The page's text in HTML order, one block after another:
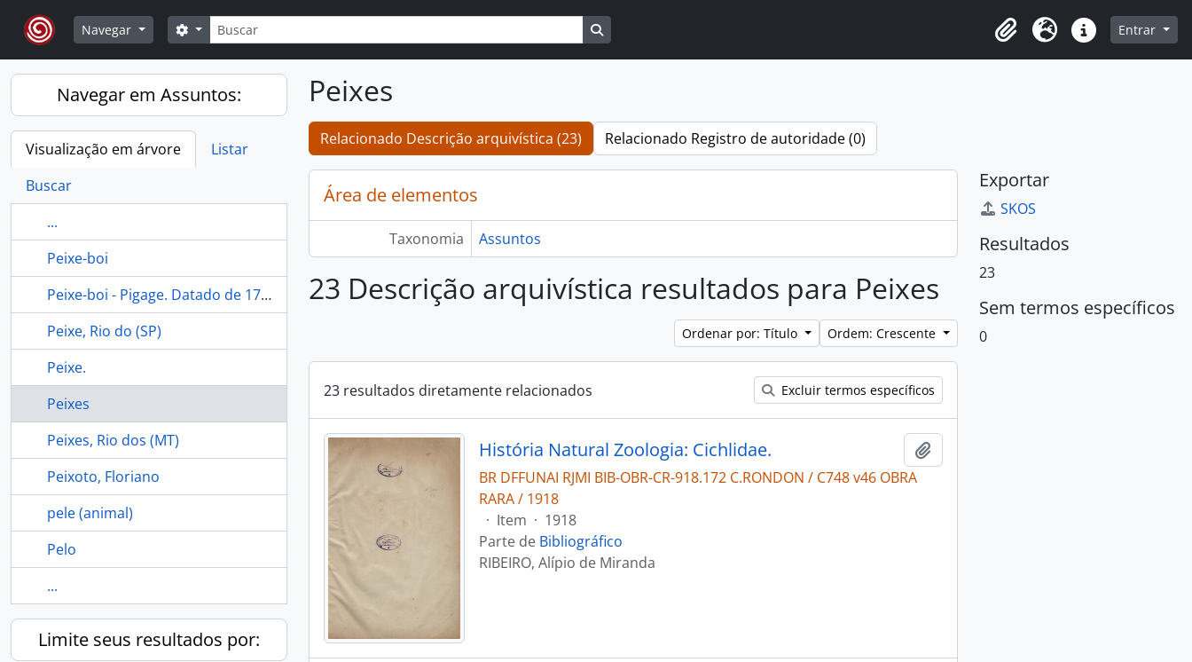
Skip to main content
Navegar
Buscar
Opções de busca
Área de Transferência
Idioma Atalhos Entrar
Navegar em Assuntos:
Visualização em árvore
Listar
Buscar
...
Peixe-boi
Peixe-boi - Pigage. Datado de 17/05/2023.
Peixe, Rio do (SP)
Peixe.
Peixes
Peixes, Rio dos (MT)
Peixoto, Floriano
pele (animal)
Pelo
...
Limite seus resultados por:
Peixes
Relacionado Descrição arquivística (23) Relacionado Registro de autoridade (0)
Área de elementos
Taxonomia Assuntos
23 Descrição arquivística resultados para Peixes
Ordenar por: Título Ordem: Crescente
23 resultados diretamente relacionados Excluir termos específicos
História Natural Zoologia: Cichlidae.
BR DFFUNAI RJMI BIB-OBR-CR-918.172 C.RONDON / C748 v46 OBRA
RARA / 1918
· Item · 1918
Parte de Bibliográfico
RIBEIRO, Alípio de Miranda
Exportar
SKOS
Resultados
23
Sem termos específicos
0